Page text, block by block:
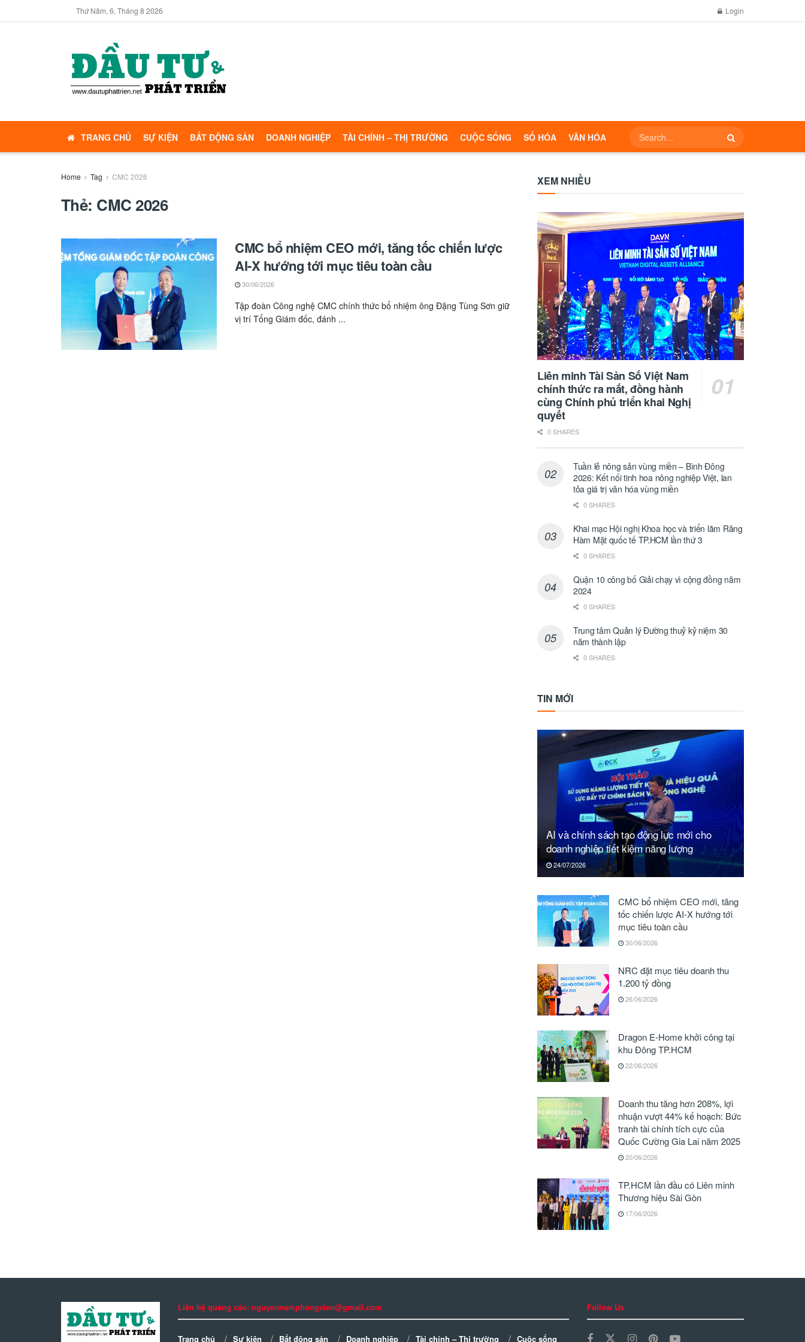
Thứ Năm, 6, Tháng 8 2026 Login
TRANG CHỦ SỰ KIỆN BẤT ĐỘNG SẢN DOANH NGHIỆP TÀI CHÍNH – THỊ TRƯỜNG CUỘC SỐNG SỐ HÓA VĂN HÓA
Home Tag CMC 2026
Thẻ: CMC 2026
CMC bổ nhiệm CEO mới, tăng tốc chiến lược
AI-X hướng tới mục tiêu toàn cầu
30/06/2026
Tập đoàn Công nghệ CMC chính thức bổ nhiệm ông Đặng Tùng Sơn giữ
vị trí Tổng Giám đốc, đánh ...
XEM NHIỀU
Liên minh Tài Sản Số Việt Nam
chính thức ra mắt, đồng hành
cùng Chính phủ triển khai Nghị
quyết
0 SHARES
Tuần lễ nông sản vùng miền – Bình Đông
2026: Kết nối tinh hoa nông nghiệp Việt, lan
tỏa giá trị văn hóa vùng miền
0 SHARES
Khai mạc Hội nghị Khoa học và triển lãm Răng
Hàm Mặt quốc tế TP.HCM lần thứ 3
0 SHARES
Quận 10 công bố Giải chạy vì cộng đồng năm
2024
0 SHARES
Trung tâm Quản lý Đường thuỷ kỷ niệm 30
năm thành lập
0 SHARES
TIN MỚI
AI và chính sách tạo động lực mới cho
doanh nghiệp tiết kiệm năng lượng
24/07/2026
CMC bổ nhiệm CEO mới, tăng
tốc chiến lược AI-X hướng tới
mục tiêu toàn cầu
30/06/2026
NRC đặt mục tiêu doanh thu
1.200 tỷ đồng
26/06/2026
Dragon E-Home khởi công tại
khu Đông TP.HCM
22/06/2026
Doanh thu tăng hơn 208%, lợi
nhuận vượt 44% kế hoạch: Bức
tranh tài chính tích cực của
Quốc Cường Gia Lai năm 2025
20/06/2026
TP.HCM lần đầu có Liên minh
Thương hiệu Sài Gòn
17/06/2026
Liên hệ quảng cáo: nguyennamphongvien@gmail.com
Trang chủ Sự kiện Bất động sản Doanh nghiệp Tài chính – Thị trường Cuộc sống
Follow Us